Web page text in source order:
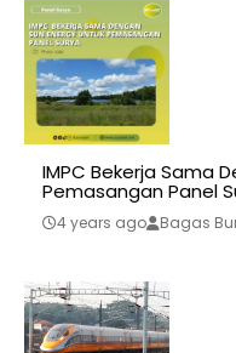
IMPC Bekerja Sama
Pemasangan Panel
4 years ago Bagas